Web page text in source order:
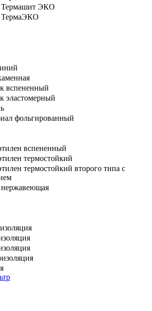
Термашит ЭКО
ТермаЭКО
вспененный
эластомерный
фольгированный
вспененный
термостойкий
термостойкий второго типа с
нержавеющая